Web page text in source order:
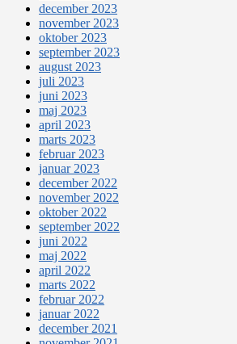
december 2023
november 2023
oktober 2023
september 2023
august 2023
juli 2023
juni 2023
maj 2023
april 2023
marts 2023
februar 2023
januar 2023
december 2022
november 2022
oktober 2022
september 2022
juni 2022
maj 2022
april 2022
marts 2022
februar 2022
januar 2022
december 2021